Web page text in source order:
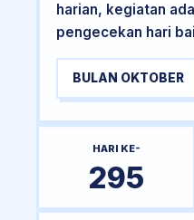
harian, kegiatan
pengecekan hari
BULAN OKTOBER
HARI KE-
295